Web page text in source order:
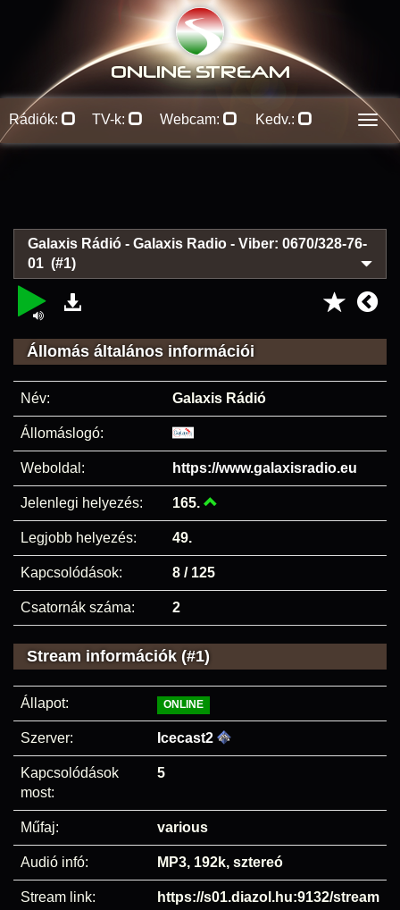
ONLINE STREAM
Rádiók: TV-k: Webcam: Kedv.:
Galaxis Rádió - Galaxis Radio - Viber: 0670/328-76-
01 (#1)
Állomás általános információi
Név: Galaxis Rádió
Állomáslogó:
Weboldal: https://www.galaxisradio.eu
Jelenlegi helyezés: 165.
Legjobb helyezés: 49.
Kapcsolódások: 8 / 125
Csatornák száma: 2
Stream információk (#1)
Állapot: ONLINE
Szerver: Icecast2
Kapcsolódások
most:
5
Műfaj: various
Audió infó: MP3, 192k, sztereó
Stream link: https://s01.diazol.hu:9132/stream